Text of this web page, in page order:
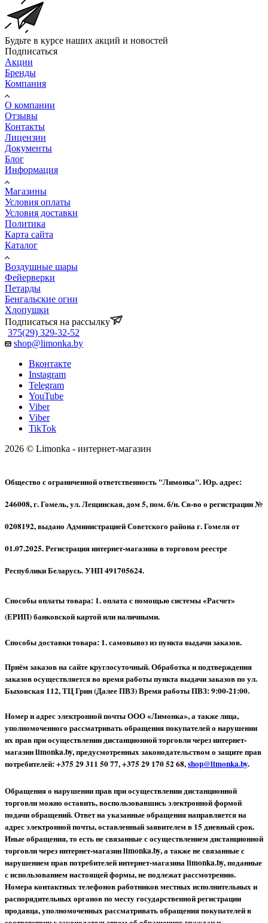
Будьте в курсе наших акций и новостей
Подписаться
Акции
Бренды
Компания
О компании
Отзывы
Контакты
Лицензии
Документы
Блог
Информация
Магазины
Условия оплаты
Условия доставки
Политика
Карта сайта
Каталог
Воздушные шары
Фейерверки
Петарды
Бенгальские огни
Хлопушки
Подписаться на рассылку
375(29) 329-32-52
shop@limonka.by
Вконтакте
Instagram
Telegram
YouTube
Viber
Viber
TikTok
2026 © Limonka - интернет-магазин
Общество с ограниченной ответственность "Лимонка". Юр. адрес:
246008, г. Гомель, ул. Лещинская, дом 5, пом. б/н. Св-во о регистрации №
0208192, выдано Администрацией Советского района г. Гомеля от
01.07.2025. Регистрация интернет-магазина в торговом реестре
Республики Беларусь. УНП 491705624.
Способы оплаты товара: 1. оплата с помощью системы «Расчет»
(ЕРИП) банковской картой или наличными.
Способы доставки товара: 1. самовывоз из пункта выдачи заказов.
Приём заказов на сайте круглосуточный. Обработка и подтверждения
заказов осуществляется во время работы пункта выдачи заказов по ул.
Быховская 112, ТЦ Грин (Далее ПВЗ) Время работы ПВЗ: 9:00-21:00.
Номер и адрес электронной почты ООО «Лимонка», а также лица,
уполномоченного рассматривать обращения покупателей о нарушении
их прав при осуществлении дистанционной торговли через интернет-
магазин limonka.by, предусмотренных законодательством о защите прав
потребителей: +375 29 311 50 77, +375 29 170 52 68,shop@limonka.by.
Обращения о нарушении прав при осуществлении дистанционной
торговли можно оставить, воспользовавшись электронной формой
подачи обращений. Ответ на указанные обращения направляется на
адрес электронной почты, оставленный заявителем в 15 дневный срок.
Иные обращения, то есть не связанные с осуществлением дистанционной
торговли через интернет-магазин limonka.by, а также не связанные с
нарушением прав потребителей интернет-магазина limonka.by, поданные
с использованием настоящей формы, не подлежат рассмотрению.
Номера контактных телефонов работников местных исполнительных и
распорядительных органов по месту государственной регистрации
продавца, уполномоченных рассматривать обращения покупателей в